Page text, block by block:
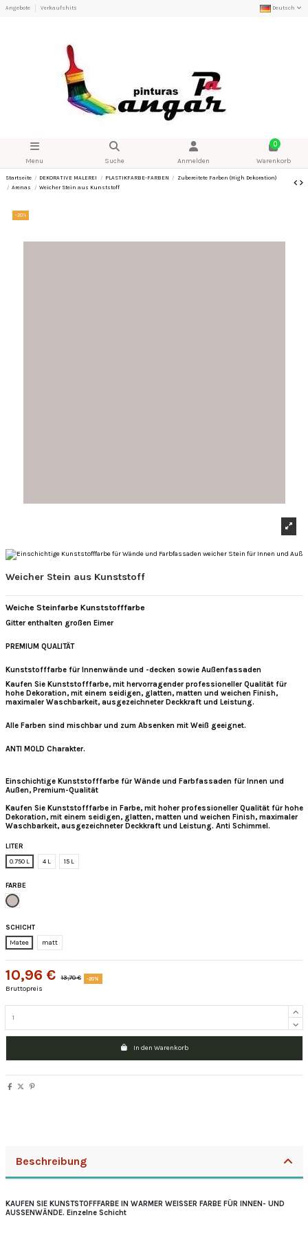
Angebote Verkaufshits Deutsch
Menu Suche Anmelden
0
Warenkorb
Startseite DEKORATIVE MALEREI PLASTIKFARBE-FARBEN
Zubereitete Farben (High Dekoration)
Arenas
Weicher Stein aus Kunststoff
-20%
Weicher Stein aus Kunststoff
Weiche Steinfarbe Kunststofffarbe
Gitter enthalten großen Eimer
PREMIUM QUALITÄT
Kunststofffarbe für Innenwände und -decken sowie Außenfassaden
Kaufen Sie Kunststofffarbe, mit hervorragender professioneller Qualität für
hohe Dekoration, mit einem seidigen, glatten, matten und weichen Finish,
maximaler Waschbarkeit, ausgezeichneter Deckkraft und Leistung.
Alle Farben sind mischbar und zum Absenken mit Weiß geeignet.
ANTI MOLD Charakter.
Einschichtige Kunststofffarbe für Wände und Farbfassaden für Innen und
Außen, Premium-Qualität
Kaufen Sie Kunststofffarbe in Farbe, mit hoher professioneller Qualität für hohe
Dekoration, mit einem seidigen, glatten, matten und weichen Finish, maximaler
Waschbarkeit, ausgezeichneter Deckkraft und Leistung. Anti Schimmel.
LITER
0.750 L
4 L 15 L
FARBE
Weicher Stein
SCHICHT
Matee
matt
10,96 € 13,70 € -20%
Bruttopreis
In den Warenkorb
Beschreibung
KAUFEN SIE KUNSTSTOFFFARBE IN WARMER WEISSER FARBE FÜR INNEN- UND
AUSSENWÄNDE. Einzelne Schicht